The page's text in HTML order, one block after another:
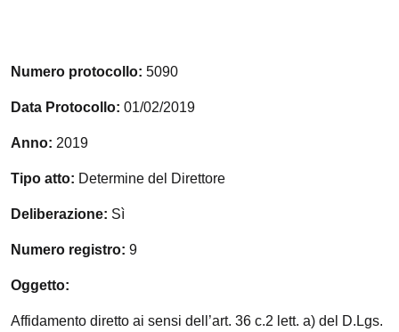
Numero protocollo: 5090
Data Protocollo: 01/02/2019
Anno: 2019
Tipo atto: Determine del Direttore
Deliberazione: Sì
Numero registro: 9
Oggetto:
Affidamento diretto ai sensi dell’art. 36 c.2 lett. a) del D.Lgs.